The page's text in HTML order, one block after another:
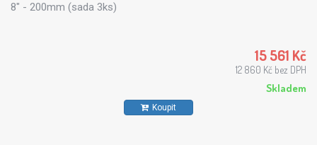
8" - 200mm (sada 3ks)
15 561 Kč
12 860 Kč bez DPH
Skladem
Koupit